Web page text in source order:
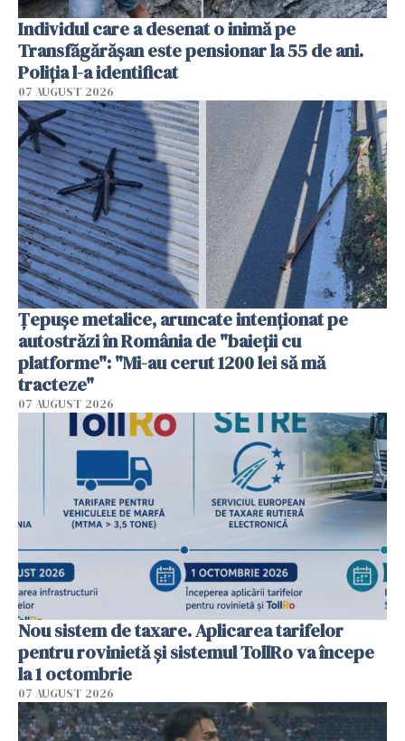
Individul care a desenat o inimă pe
Transfăgărășan este pensionar la 55 de ani.
Poliția l-a identificat
07 AUGUST 2026
Țepușe metalice, aruncate intenționat pe
autostrăzi în România de "baieții cu
platforme": "Mi-au cerut 1200 lei să mă
tracteze"
07 AUGUST 2026
Nou sistem de taxare. Aplicarea tarifelor
pentru rovinietă şi sistemul TollRo va începe
la 1 octombrie
07 AUGUST 2026